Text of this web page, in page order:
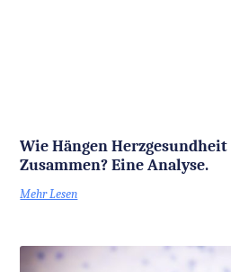
Wie Hängen
Zusammen? Eine Analyse.
Mehr Lesen